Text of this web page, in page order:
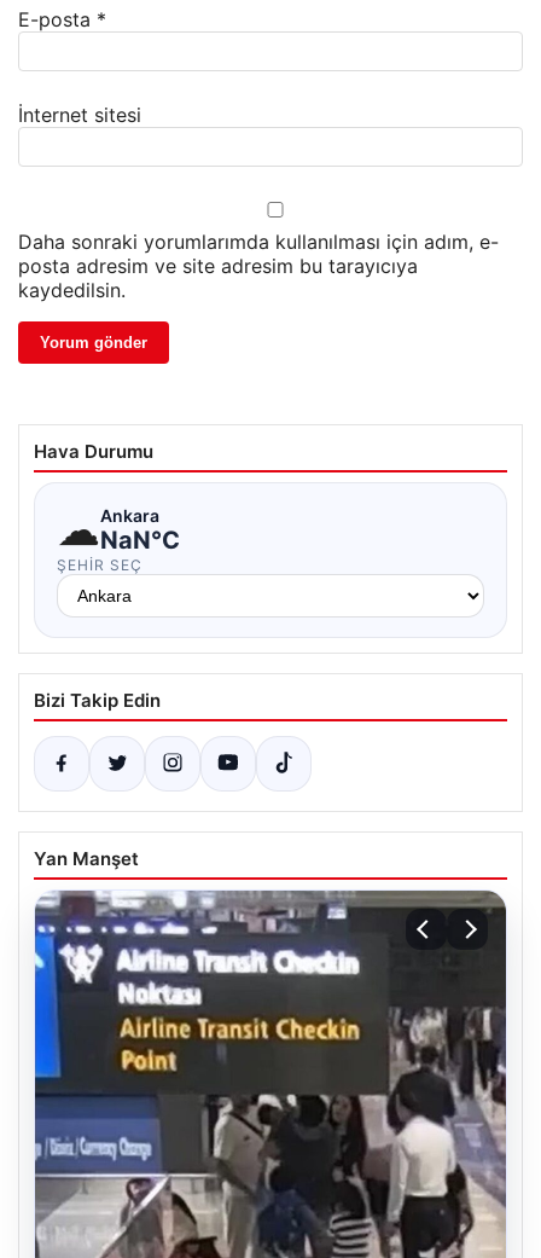
E-posta *
İnternet sitesi
Daha sonraki yorumlarımda kullanılması için adım, e-
posta adresim ve site adresim bu tarayıcıya
kaydedilsin.
Hava Durumu
☁Ankara
NaN°C
ŞEHIR SEÇ
Bizi Takip Edin
Yan Manşet